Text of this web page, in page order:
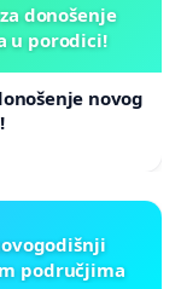
donošenje
u porodici!
novog
područjima